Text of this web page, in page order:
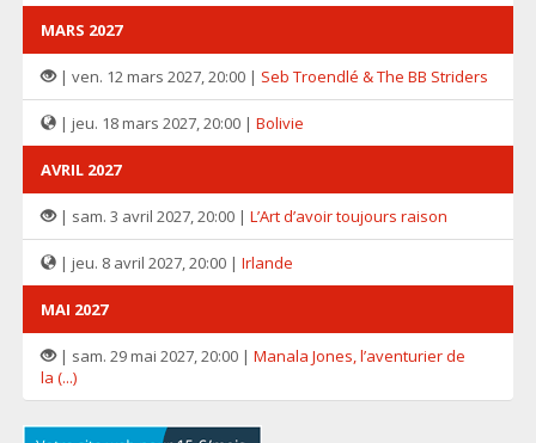
MARS 2027
| ven. 12 mars 2027, 20:00 | Seb Troendlé & The BB Striders
| jeu. 18 mars 2027, 20:00 | Bolivie
AVRIL 2027
| sam. 3 avril 2027, 20:00 | L’Art d’avoir toujours raison
| jeu. 8 avril 2027, 20:00 | Irlande
MAI 2027
| sam. 29 mai 2027, 20:00 | Manala Jones, l’aventurier de
la (...)